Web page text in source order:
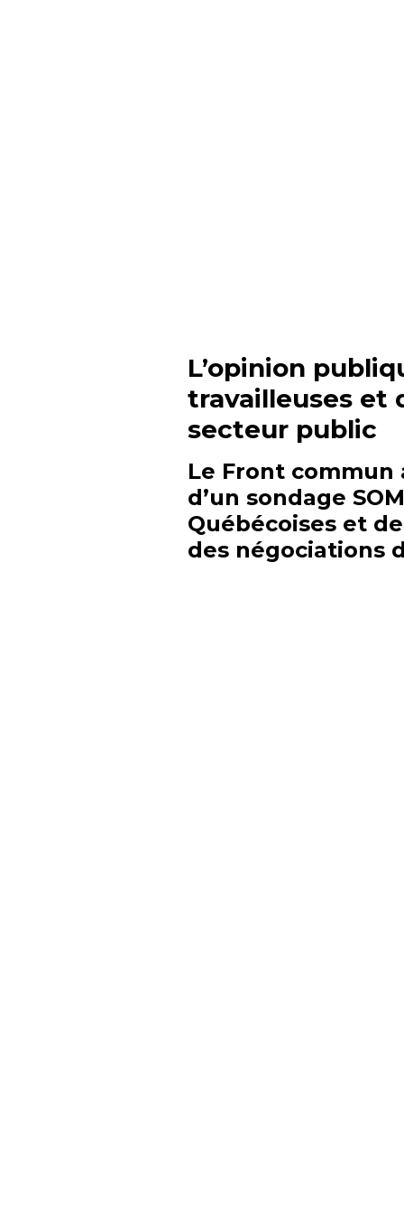
L’opinion
travailleuses et
secteur public
Le Front
d’un sondage SOM
Québécoises et
des négociations